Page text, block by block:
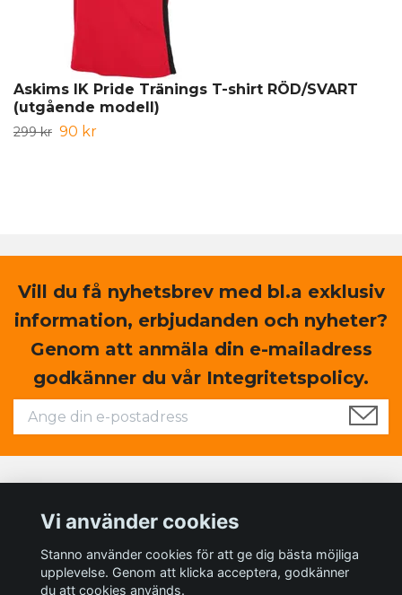
Askims IK Pride Tränings T-shirt RÖD/SVART
(utgående modell)
299 kr 90 kr
Vill du få nyhetsbrev med bl.a exklusiv
information, erbjudanden och nyheter?
Genom att anmäla din e-mailadress
godkänner du vår Integritetspolicy.
Sociala medier
Vi använder cookies
Stanno använder cookies för att ge dig bästa möjliga
upplevelse. Genom att klicka acceptera, godkänner
du att cookies används.